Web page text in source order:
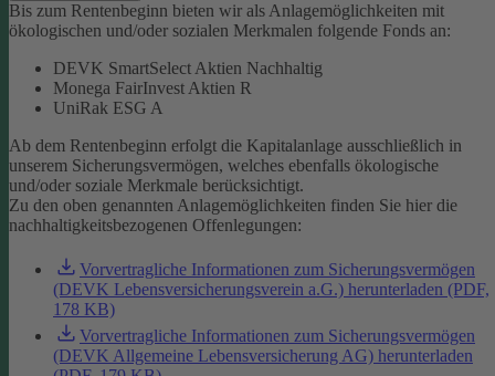
Bis zum Rentenbeginn bieten wir als Anlagemöglichkeiten mit
ökologischen und/oder sozialen Merkmalen folgende Fonds an:
DEVK SmartSelect Aktien Nachhaltig
Monega FairInvest Aktien R
UniRak ESG A
Ab dem Rentenbeginn erfolgt die Kapitalanlage ausschließlich in
unserem Sicherungsvermögen, welches ebenfalls ökologische
und/oder soziale Merkmale berücksichtigt.
Zu den oben genannten Anlagemöglichkeiten finden Sie hier die
nachhaltigkeitsbezogenen Offenlegungen:
Vorvertragliche Informationen zum Sicherungsvermögen
(DEVK Lebensversicherungsverein a.G.) herunterladen (PDF,
178 KB)
Vorvertragliche Informationen zum Sicherungsvermögen
(DEVK Allgemeine Lebensversicherung AG) herunterladen